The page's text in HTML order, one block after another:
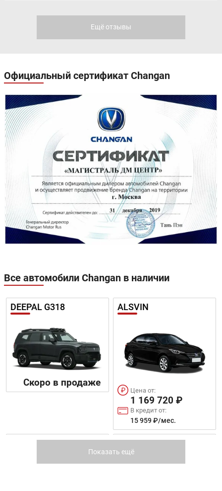
Ещё отзывы
Официальный сертификат Changan
Все автомобили Changan в наличии
DEEPAL G318
Скоро в продаже
ALSVIN
Цена от:
1 169 720 ₽
В кредит от:
15 959 ₽/мес.
EADO PLUS CS75FL
Показать ещё